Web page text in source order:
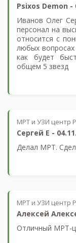
Psixos Demon -
Иванов Олег
персонал на
относится с
любых
как будет
общем 5 звезд
МРТ и УЗИ центр
Сергей Е -
Делал МРТ.
МРТ и УЗИ центр
Алексей
Отличный МРТ-